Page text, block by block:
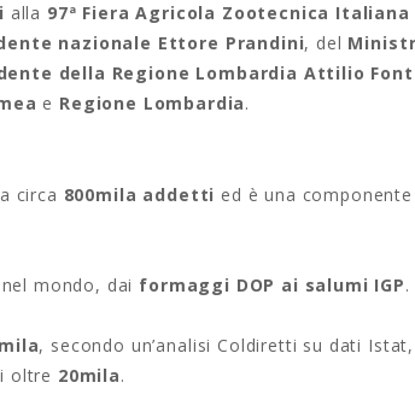
alla 97ª Fiera Agricola Zootecnica Italiana
nazionale Ettore Prandini, del
della Regione Lombardia Attilio
e Regione Lombardia.
circa 800mila addetti ed è una componente
mondo, dai formaggi DOP ai salumi IGP.
, secondo un’analisi Coldiretti su dati
oltre 20mila.